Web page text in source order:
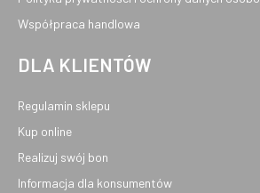
Współpraca handlowa
DLA KLIENTÓW
Regulamin sklepu
Kup online
Realizuj swój bon
Informacja dla konsumentów